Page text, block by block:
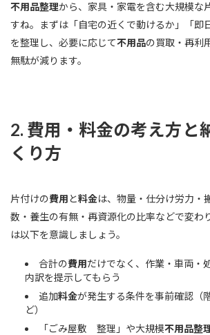
不用品整理から、家具・家電を含む大規模な
すね。まずは「自宅の近くで動けるか」「即
を整理し、必要に応じて不用品の買取・再利
無駄が減ります。
2. 費用・料金の考え方と
くり方
片付けの費用と料金は、物量・仕分け労力・
数・養生の有無・再資源化の比率などで変わ
は以下を意識しましょう。
合計の費用だけでなく、作業・車両・
内訳を提示してもらう
追加料金が発生する条件を事前確認（
ど）
「ごみ屋敷 整理」や大規模不用品整